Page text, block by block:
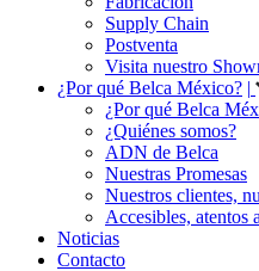
Supply Chain
Postventa
Visita nuestro
¿Por qué Belca México? |
¿Por qué Belca
¿Quiénes somos?
ADN de Belca
Nuestras Promesas
Nuestros clientes,
Accesibles, atentos
Noticias
Contacto